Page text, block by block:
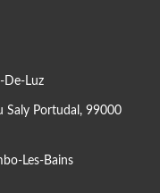
De-Luz
Saly Portudal, 99000
Les-Bains